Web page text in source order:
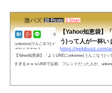
激バズ 20 Posts 1 User
【Yahoo知恵袋】
う)って人が一杯い
https://gekibuzz.com/
【Yahoo知恵袋】「よくLINEにunkonow(うんこなう)
すぎるｗｗｗLINEで以前、フレンドだった人が、